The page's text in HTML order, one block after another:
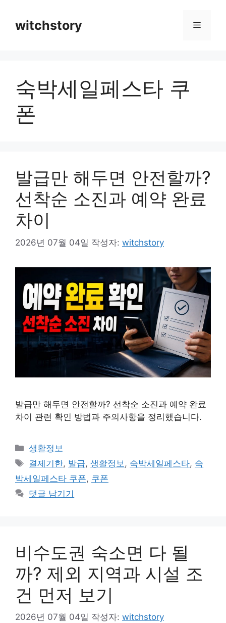
witchstory 메
숙박세일페스타 쿠
폰
발급만 해두면 안전할까?
선착순 소진과 예약 완료
차이
2026년 07월 04일 작성자: witchstory
발급만 해두면 안전할까? 선착순 소진과 예약 완료
차이 관련 확인 방법과 주의사항을 정리했습니다.
카
테
리
생활정보
태
그
결제기한, 발급,생활정보 , 숙박세일페스타, 숙
박세일페스타 쿠폰, 쿠폰
댓글 남기기
비수도권 숙소면 다 될
까? 제외 지역과 시설 조
건 먼저 보기
2026년 07월 04일 작성자: witchstory